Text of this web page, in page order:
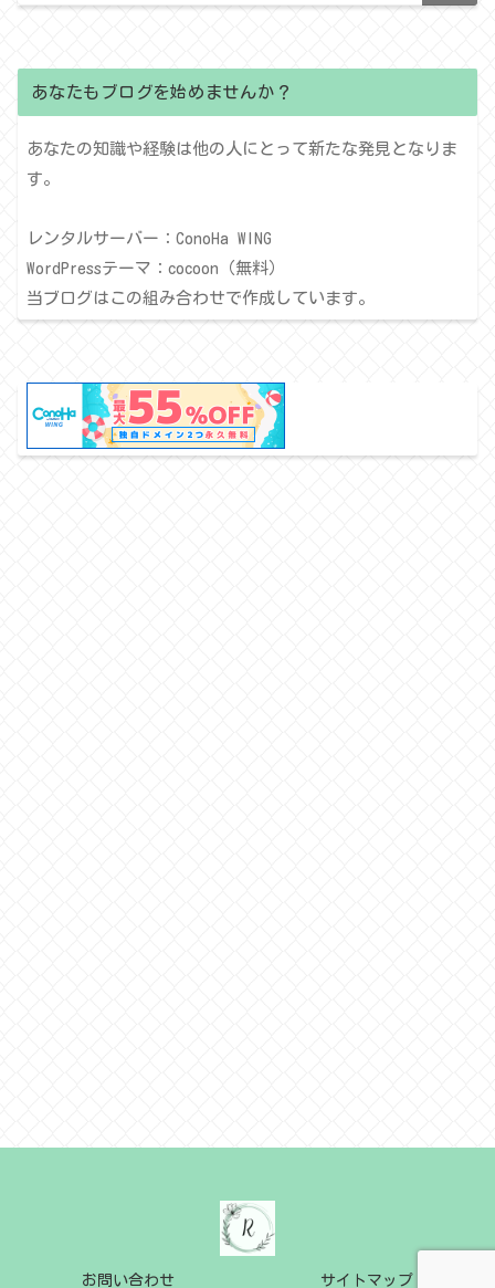
あなたもブログを始めませんか？
あなたの知識や経験は他の人にとって新たな発見となりま
す。
レンタルサーバー：ConoHa WING
WordPressテーマ：cocoon（無料）
当ブログはこの組み合わせで作成しています。
お問い合わせ サイトマップ